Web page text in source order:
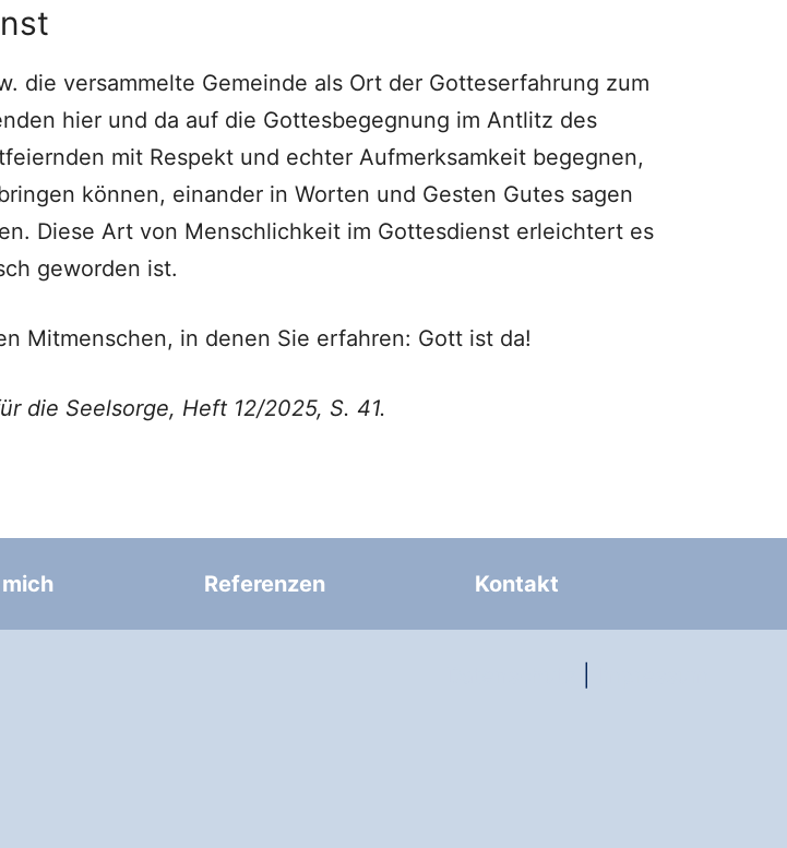
die versammelte Gemeinde als Ort der Gotteserfahrung zum
hier und da auf die Gottesbegegnung im Antlitz des
mit Respekt und echter Aufmerksamkeit begegnen,
können, einander in Worten und Gesten Gutes sagen
Diese Art von Menschlichkeit im Gottesdienst erleichtert es
geworden ist.
Mitmenschen, in denen Sie erfahren: Gott ist da!
die Seelsorge, Heft 12/2025, S. 41.
Referenzen Kontakt